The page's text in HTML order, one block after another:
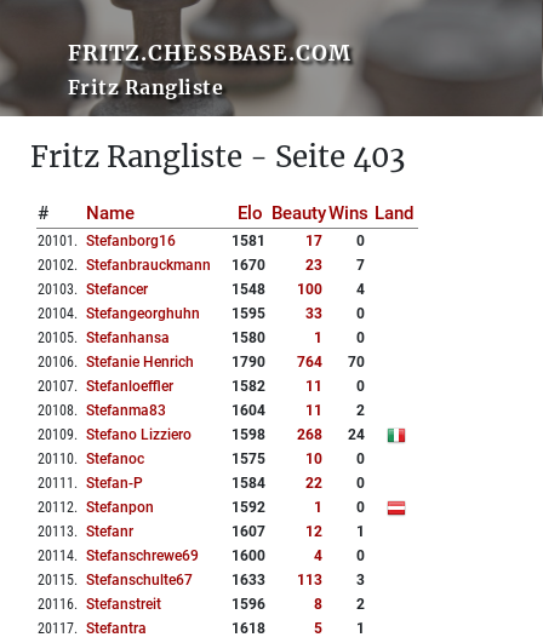
FRITZ.CHESSBASE.COM
Fritz Rangliste
Fritz Rangliste - Seite 403
# Name Elo BeautyWins Land
20101 . Stefanborg16 1581 17
0
20102. Stefanbrauckmann 1670 23
7
20103. Stefancer 1548 100
4
20104. Stefangeorghuhn 1595 33
0
20105. Stefanhansa 1580 1
0
20106. Stefanie Henrich 1790 764
70
20107. Stefanloeffler 1582 11
0
20108. Stefanma83 1604 11
2
20109. Stefano Lizziero 1598 268
24
20110. Stefanoc 1575 10
0
20111 . Stefan-P 1584 22
0
20112. Stefanpon 1592 1
0
20113. Stefanr 1607 12
1
20114. Stefanschrewe69 1600 4
0
20115. Stefanschulte67 1633 113
3
20116. Stefanstreit 1596 8
2
20117. Stefantra 1618 5
1